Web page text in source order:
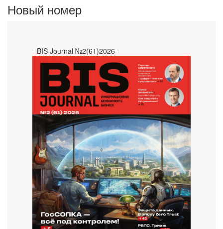
Новый номер
- BIS Journal №2(61)2026 -